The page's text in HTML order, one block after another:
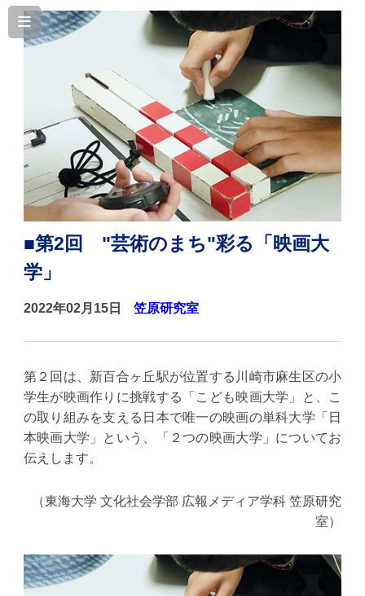
■第2回 "芸術のまち"彩る「映画大
学」
2022年02月15日 笠原研究室
第２回は、新百合ヶ丘駅が位置する川崎市麻生区の小
学生が映画作りに挑戦する「こども映画大学」と、こ
の取り組みを支える日本で唯一の映画の単科大学「日
本映画大学」という、「２つの映画大学」についてお
伝えします。
（東海大学 文化社会学部 広報メディア学科 笠原研究
室）